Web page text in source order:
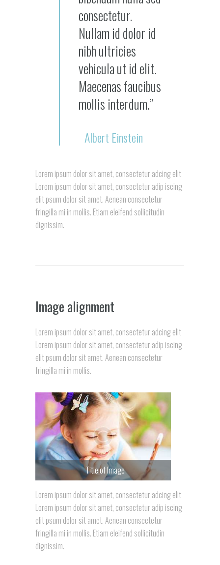
consectetur.
Nullam id dolor id
nibh ultricies
vehicula ut id elit.
Maecenas faucibus
mollis interdum.”
Albert Einstein
Lorem ipsum dolor sit amet, consectetur adcing elit
Lorem ipsum dolor sit amet, consectetur adip iscing
elit psum dolor sit amet. Aenean consectetur
fringilla mi in mollis. Etiam eleifend sollicitudin
dignissim.
Image alignment
Lorem ipsum dolor sit amet, consectetur adcing elit
Lorem ipsum dolor sit amet, consectetur adip iscing
elit psum dolor sit amet. Aenean consectetur
fringilla mi in mollis.
Title of Image
Lorem ipsum dolor sit amet, consectetur adcing elit
Lorem ipsum dolor sit amet, consectetur adip iscing
elit psum dolor sit amet. Aenean consectetur
fringilla mi in mollis. Etiam eleifend sollicitudin
dignissim.